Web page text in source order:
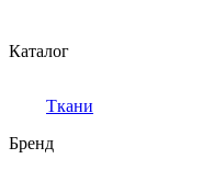
Каталог
Ткани
Бренд